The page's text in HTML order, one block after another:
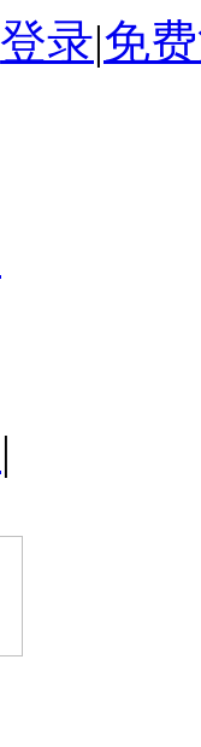
登录|免
|